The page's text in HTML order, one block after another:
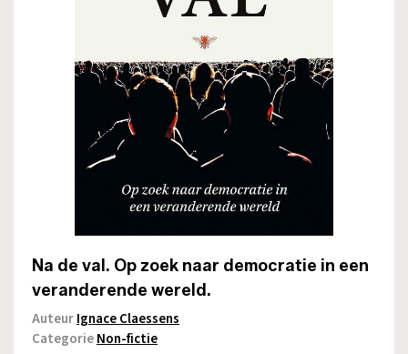
Na de val. Op zoek naar democratie in een
veranderende wereld.
AuteurIgnace Claessens
CategorieNon-fictie